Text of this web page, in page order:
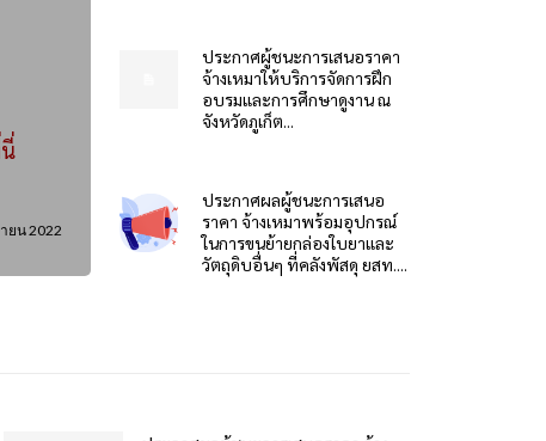
ยน 2022
ประกาศผู้ชนะการเสนอราคา
จ้างเหมาให้บริการจัดการฝึก
อบรมและการศึกษาดูงาน ณ
จังหวัดภูเก็ต...
ประกาศผลผู้ชนะการเสนอ
ราคา จ้างเหมาพร้อมอุปกรณ์
ในการขนย้ายกล่องใบยาและ
วัตถุดิบอื่นๆ ที่คลังพัสดุ ยสท....